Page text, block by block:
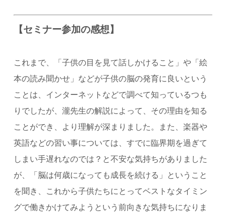
【セミナー参加の感想】
これまで、「子供の目を見て話しかけること」や「絵
本の読み聞かせ」などが子供の脳の発育に良いという
ことは、インターネットなどで調べて知っているつも
りでしたが、瀧先生の解説によって、その理由を知る
ことができ、より理解が深まりました。また、楽器や
英語などの習い事については、すでに臨界期を過ぎて
しまい手遅れなのでは？と不安な気持ちがありました
が、「脳は何歳になっても成長を続ける」ということ
を聞き、これから子供たちにとってベストなタイミン
グで働きかけてみようという前向きな気持ちになりま